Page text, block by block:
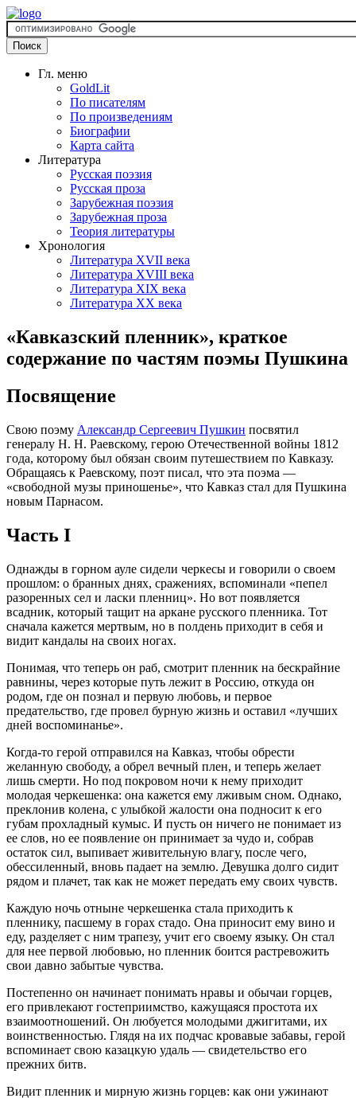
Гл. меню
GoldLit
По писателям
По произведениям
Биографии
Карта сайта
Литература
Русская поэзия
Русская проза
Зарубежная поэзия
Зарубежная проза
Теория литературы
Хронология
Литература XVII века
Литература XVIII века
Литература XIX века
Литература XX века
«Кавказский пленник», краткое
содержание по частям поэмы Пушкина
Посвящение
Свою поэму Александр Сергеевич Пушкин посвятил
генералу Н. Н. Раевскому, герою Отечественной войны 1812
года, которому был обязан своим путешествием по Кавказу.
Обращаясь к Раевскому, поэт писал, что эта поэма —
«свободной музы приношенье», что Кавказ стал для Пушкина
новым Парнасом.
Часть I
Однажды в горном ауле сидели черкесы и говорили о своем
прошлом: о бранных днях, сражениях, вспоминали «пепел
разоренных сел и ласки пленниц». Но вот появляется
всадник, который тащит на аркане русского пленника. Тот
сначала кажется мертвым, но в полдень приходит в себя и
видит кандалы на своих ногах.
Понимая, что теперь он раб, смотрит пленник на бескрайние
равнины, через которые путь лежит в Россию, откуда он
родом, где он познал и первую любовь, и первое
предательство, где провел бурную жизнь и оставил «лучших
дней воспоминанье».
Когда-то герой отправился на Кавказ, чтобы обрести
желанную свободу, а обрел вечный плен, и теперь желает
лишь смерти. Но под покровом ночи к нему приходит
молодая черкешенка: она кажется ему лживым сном. Однако,
преклонив колена, с улыбкой жалости она подносит к его
губам прохладный кумыс. И пусть он ничего не понимает из
ее слов, но ее появление он принимает за чудо и, собрав
остаток сил, выпивает живительную влагу, после чего,
обессиленный, вновь падает на землю. Девушка долго сидит
рядом и плачет, так как не может передать ему своих чувств.
Каждую ночь отныне черкешенка стала приходить к
пленнику, пасшему в горах стадо. Она приносит ему вино и
еду, разделяет с ним трапезу, учит его своему языку. Он стал
для нее первой любовью, но пленник боится растревожить
свои давно забытые чувства.
Постепенно он начинает понимать нравы и обычаи горцев,
его привлекают гостеприимство, кажущаяся простота их
взаимоотношений. Он любуется молодыми джигитами, их
воинственностью. Глядя на их подчас кровавые забавы, герой
вспоминает свою казацкую удаль — свидетельство его
прежних битв.
Видит пленник и мирную жизнь горцев: как они ужинают